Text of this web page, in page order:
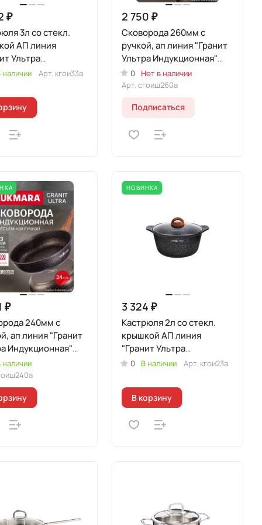
₽
3л со стекл.
АП линия
Ультра
наличии Арт. кгои33а
2 750 ₽
Сковорода 260мм с
ручкой, ап линия "Гранит
Ультра Индукционная"
(оригинальный)
0
Нет в наличии
Арт.сгоиш260а
Подписаться
₽
240мм с
ап линия "Гранит
Индукционная"
наличии
НОВИНКА
3 324 ₽
Кастрюля 2л со стекл.
крышкой АП линия
"Гранит Ультра
Индукционная"
0 В наличии Арт. кгои23а
В корзину